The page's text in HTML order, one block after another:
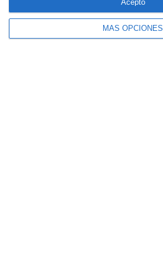
MÁS OPCIONES
Acepto